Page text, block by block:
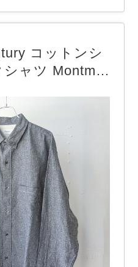
ケット「12.8oz denim
度に織り…
コットンシ
ャツ Montmar